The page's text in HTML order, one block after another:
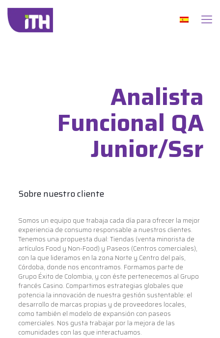
Analista
Funcional QA
Junior/Ssr
Sobre nuestro cliente
Somos un equipo que trabaja cada día para ofrecer la mejor
experiencia de consumo responsable a nuestros clientes.
Tenemos una propuesta dual: Tiendas (venta minorista de
artículos Food y Non-Food) y Paseos (Centros comerciales),
con la que lideramos en la zona Norte y Centro del país,
Córdoba, donde nos encontramos. Formamos parte de
Grupo Éxito de Colombia, y con éste pertenecemos al Grupo
francés Casino. Compartimos estrategias globales que
potencia la innovación de nuestra gestión sustentable: el
desarrollo de marcas propias y de proveedores locales,
como también el modelo de expansión con paseos
comerciales. Nos gusta trabajar por la mejora de las
comunidades con las que interactuamos.